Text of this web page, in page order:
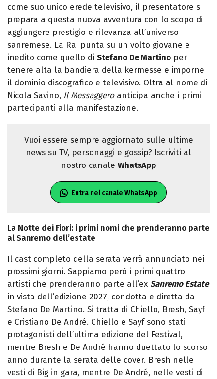
come suo unico erede televisivo, il presentatore si
prepara a questa nuova avventura con lo scopo di
aggiungere prestigio e rilevanza all’universo
sanremese. La Rai punta su un volto giovane e
inedito come quello di Stefano De Martino per
tenere alta la bandiera della kermesse e imporne
il dominio discografico e televisivo. Oltra al nome di
Nicola Savino, Il Messaggeroanticipa anche i primi
partecipanti alla manifestazione.
Vuoi essere sempre aggiornato sulle ultime
news su TV, personaggi e gossip? Iscriviti al
nostro canale WhatsApp
Entra nel canale WhatsApp
La Notte dei Fiori: i primi nomi che prenderanno parte
al Sanremo dell’estate
Il cast completo della serata verrà annunciato nei
prossimi giorni. Sappiamo però i primi quattro
artisti che prenderanno parte all’ex Sanremo Estate
in vista dell’edizione 2027, condotta e diretta da
Stefano De Martino. Si tratta di Chiello, Bresh, Sayf
e Cristiano De André. Chiello e Sayf sono stati
protagonisti dell’ultima edizione del Festival,
mentre Bresh e De André hanno duettato lo scorso
anno durante la serata delle cover. Bresh nelle
vesti di Big in gara, mentre De André, nelle vesti di